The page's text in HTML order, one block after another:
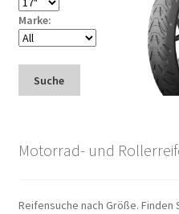
Marke:
Suche
Motorrad- und
Reifensuche nach Größe.